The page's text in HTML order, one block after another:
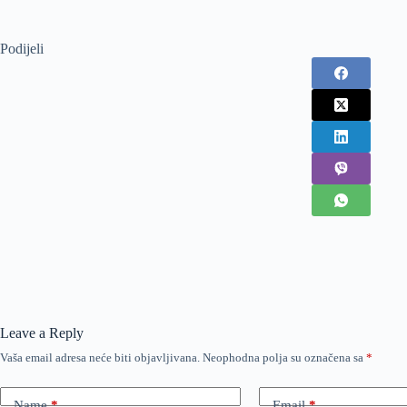
Podijeli
Leave a Reply
Vaša email adresa neće biti objavljivana. Neophodna polja su označena sa *